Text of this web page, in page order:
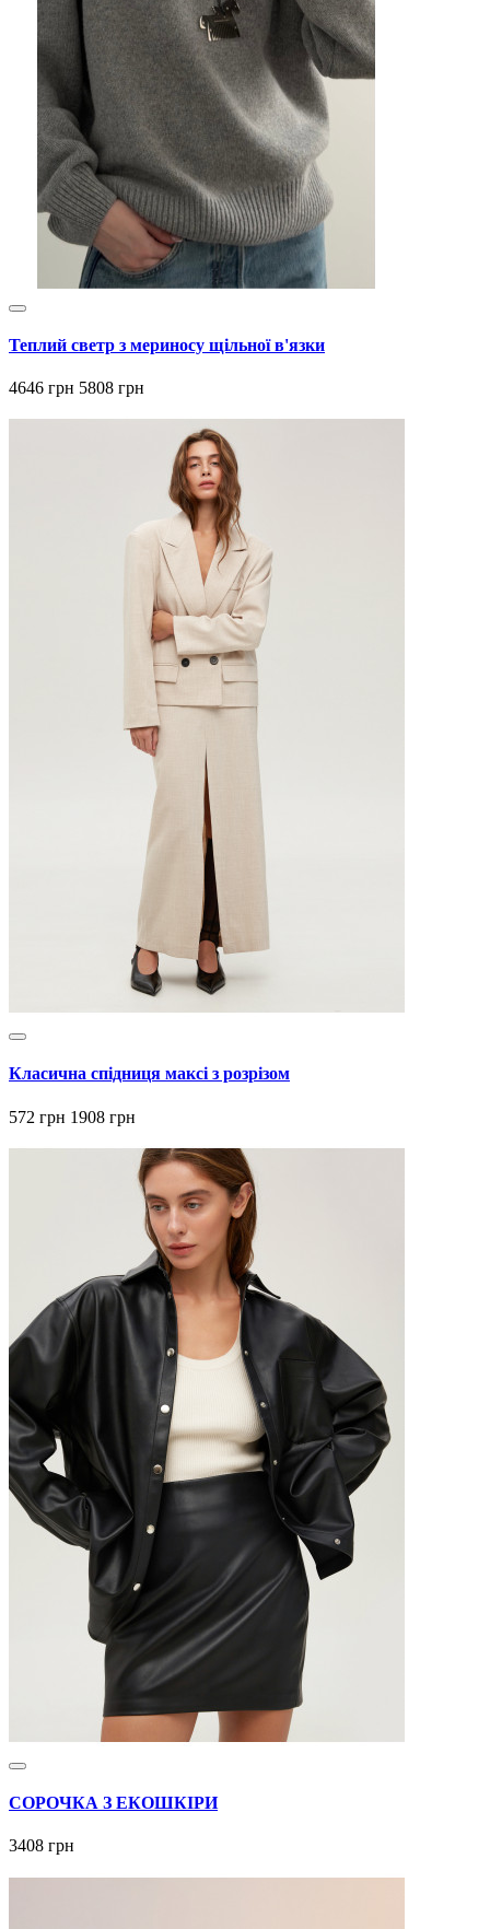
Теплий светр з мериносу щільної в'язки
4646 грн 5808 грн
Класична спідниця максі з розрізом
572 грн 1908 грн
СОРОЧКА З ЕКОШКІРИ
3408 грн